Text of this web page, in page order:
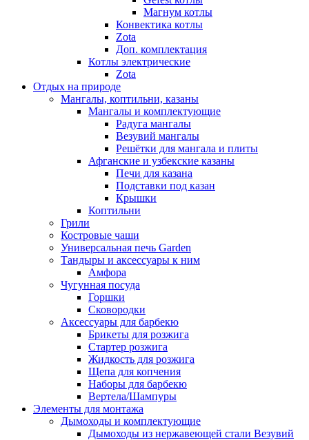
Магнум котлы
Конвектика котлы
Zota
Доп. комплектация
Котлы электрические
Zota
Отдых на природе
Мангалы, коптильни, казаны
Мангалы и комплектующие
Радуга мангалы
Везувий мангалы
Решётки для мангала и плиты
Афганские и узбекские казаны
Печи для казана
Подставки под казан
Крышки
Коптильни
Грили
Костровые чаши
Универсальная печь Garden
Тандыры и аксессуары к ним
Амфора
Чугунная посуда
Горшки
Сковородки
Аксессуары для барбекю
Брикеты для розжига
Стартер розжига
Жидкость для розжига
Щепа для копчения
Наборы для барбекю
Вертела/Шампуры
Элементы для монтажа
Дымоходы и комплектующие
Дымоходы из нержавеющей стали Везувий